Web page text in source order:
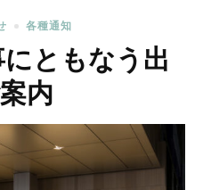
各種通知
ともなう出
内